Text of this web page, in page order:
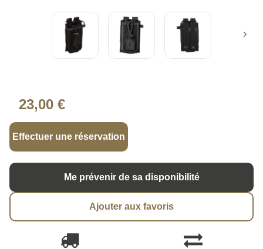
23,00 €
Effectuer une réservation
Me prévenir de sa disponibilité
Ajouter aux favoris